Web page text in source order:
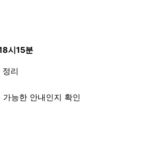
시15분
리
능한 안내인지 확인